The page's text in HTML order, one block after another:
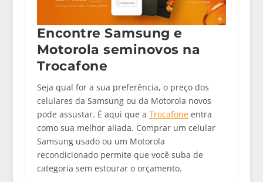
Encontre Samsung e
Motorola seminovos na
Trocafone
Seja qual for a sua preferência, o preço dos
celulares da Samsungou da Motorola novos
pode assustar. É aqui que a Trocafoneentra
como sua melhor aliada. Comprar um celular
Samsung usadoou um Motorola
recondicionado permite que você suba de
categoria sem estourar o orçamento.